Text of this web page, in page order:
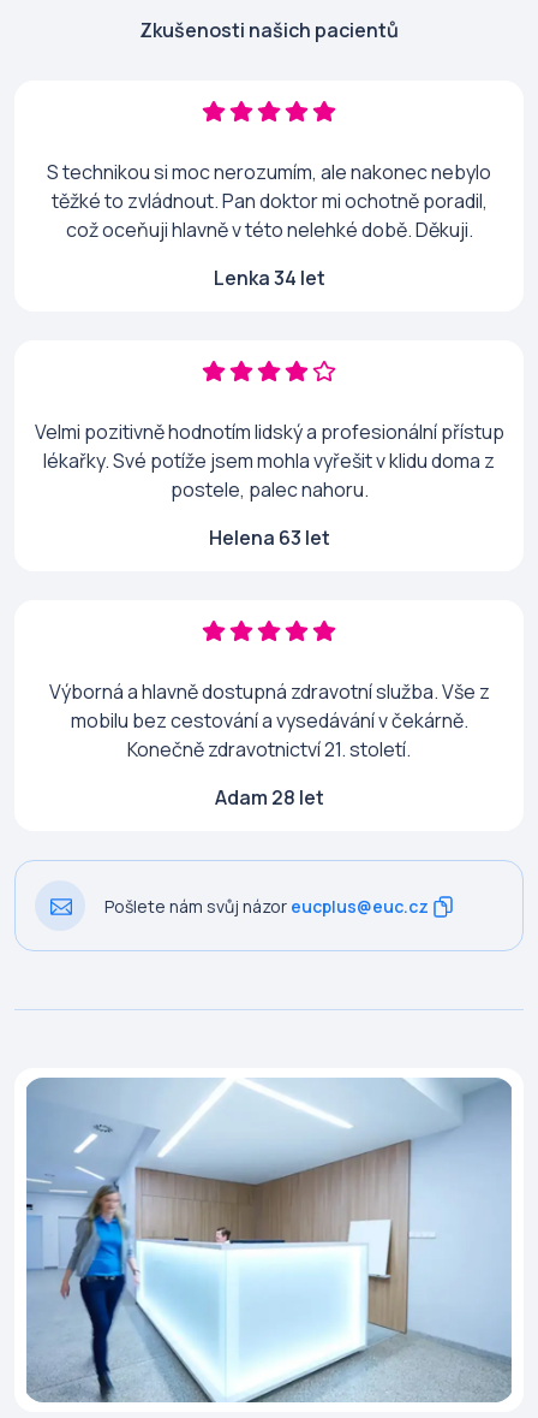
Zkušenosti našich pacientů
S technikou si moc nerozumím, ale nakonec nebylo
těžké to zvládnout. Pan doktor mi ochotně poradil,
což oceňuji hlavně v této nelehké době. Děkuji.
Lenka 34 let
Velmi pozitivně hodnotím lidský a profesionální přístup
lékařky. Své potíže jsem mohla vyřešit v klidu doma z
postele, palec nahoru.
Helena 63 let
Výborná a hlavně dostupná zdravotní služba. Vše z
mobilu bez cestování a vysedávání v čekárně.
Konečně zdravotnictví 21. století.
Adam 28 let
Pošlete nám svůj názor eucplus@euc.cz